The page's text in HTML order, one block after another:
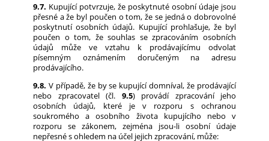
9.7. Kupující potvrzuje, že poskytnuté osobní údaje jsou
přesné a že byl poučen o tom, že se jedná o dobrovolné
poskytnutí osobních údajů. Kupující prohlašuje, že byl
poučen o tom, že souhlas se zpracováním osobních
údajů může ve vztahu k prodávajícímu odvolat
písemným oznámením doručeným na adresu
prodávajícího.
9.8. V případě, že by se kupující domníval, že prodávající
nebo zpracovatel (čl. 9.5) provádí zpracování jeho
osobních údajů, které je v rozporu s ochranou
soukromého a osobního života kupujícího nebo v
rozporu se zákonem, zejména jsou-li osobní údaje
nepřesné s ohledem na účel jejich zpracování, může: